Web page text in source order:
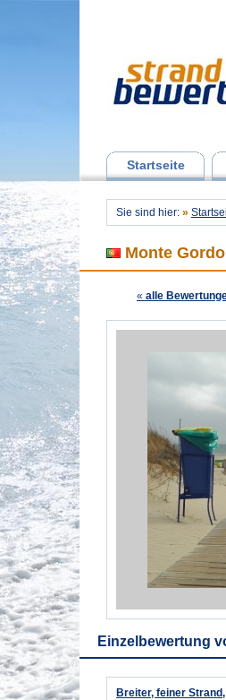
Startseite
Sie sind hier: »
Monte Gordo
« alle
Einzelbewertung
Breiter, feiner